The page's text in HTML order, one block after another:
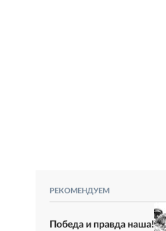
РЕКОМЕНДУЕМ
Победа и правда наша!